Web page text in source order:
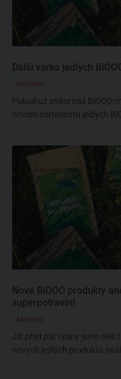
Další várka jedlých
Aktuality
Pokud už znáte náš BiOOO
novém sortimentu jedlých
Nové BiOOO produkty
superpotravin!
Aktuality
Již před pár týdny jsme měli
nových jedlých produktů naší